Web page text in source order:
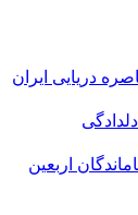
دریایی ایران
اربعین